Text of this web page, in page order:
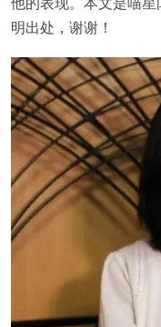
明出处，谢谢！